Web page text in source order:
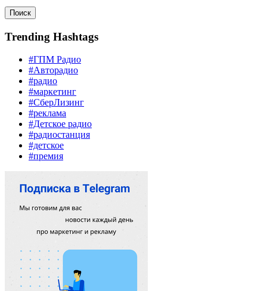
Поиск
Trending Hashtags
#ГПМ Радио
#Авторадио
#радио
#маркетинг
#СберЛизинг
#реклама
#Детское радио
#радиостанция
#детское
#премия